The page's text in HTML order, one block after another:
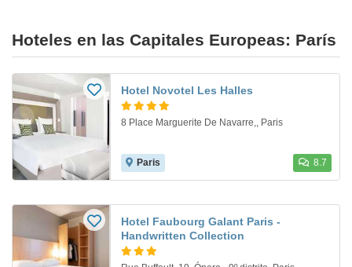
Hoteles en las Capitales Europeas: París
Hotel Novotel Les Halles
8 Place Marguerite De Navarre,, Paris
Paris 8.7
Hotel Faubourg Galant Paris -
Handwritten Collection